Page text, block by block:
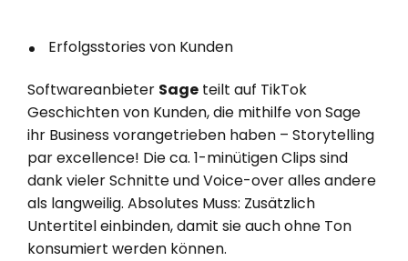
Erfolgsstories von Kunden
Softwareanbieter Sage teilt auf TikTok
Geschichten von Kunden, die mithilfe von Sage
ihr Business vorangetrieben haben – Storytelling
par excellence! Die ca. 1-minütigen Clips sind
dank vieler Schnitte und Voice-over alles andere
als langweilig. Absolutes Muss: Zusätzlich
Untertitel einbinden, damit sie auch ohne Ton
konsumiert werden können.